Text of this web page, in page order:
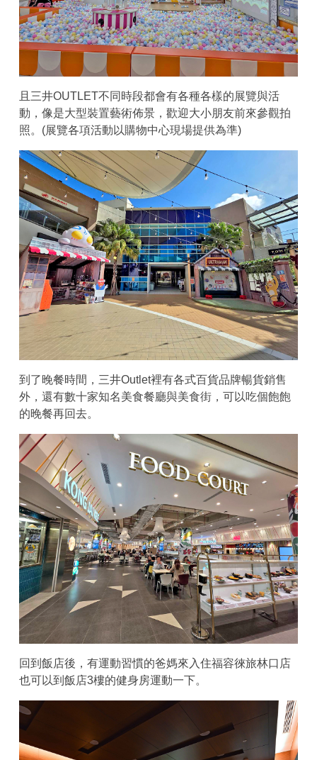
且三井OUTLET不同時段都會有各種各樣的展覽與活
動，像是大型裝置藝術佈景，歡迎大小朋友前來參觀拍
照。(展覽各項活動以購物中心現場提供為準)
到了晚餐時間，三井Outlet裡有各式百貨品牌暢貨銷售
外，還有數十家知名美食餐廳與美食街，可以吃個飽飽
的晚餐再回去。
回到飯店後，有運動習慣的爸媽來入住福容徠旅林口店
也可以到飯店3樓的健身房運動一下。